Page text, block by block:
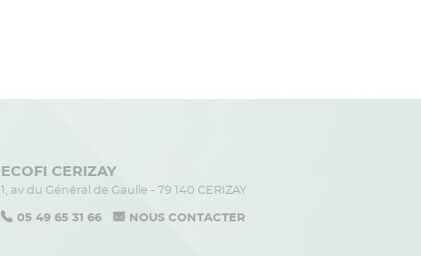
ECOFI CERIZAY
1, av du Général de Gaulle - 79 140 CERIZAY
05 49 65 31 66 NOUS CONTACTER